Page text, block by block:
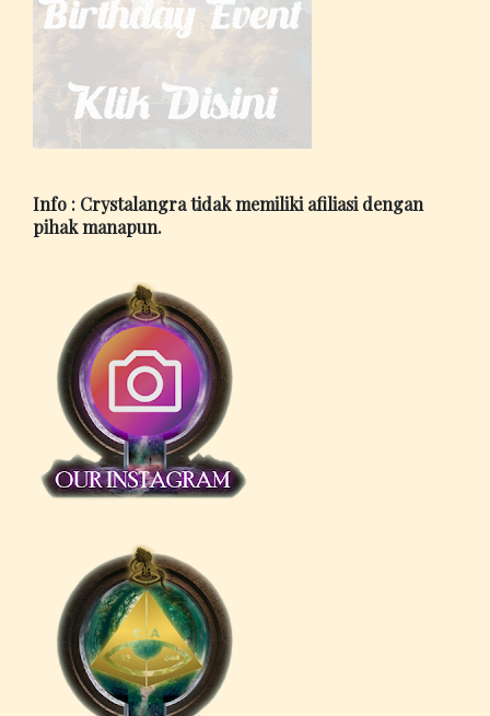
Info : Crystalangra tidak memiliki afiliasi dengan
pihak manapun.